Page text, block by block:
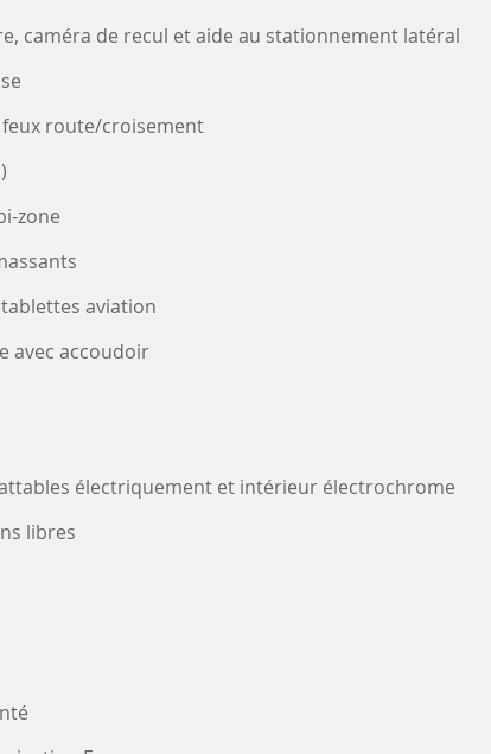
caméra de recul et aide au stationnement latéral
route/croisement
zone
aviation
avec accoudoir
électriquement et intérieur électrochrome
libres